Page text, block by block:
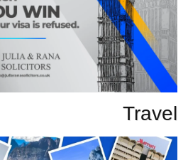
Travel